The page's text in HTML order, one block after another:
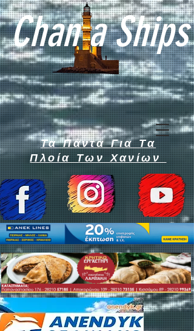
Chan a Ships
Τα Πάντα Για Τα
Πλοία Των Χανίων